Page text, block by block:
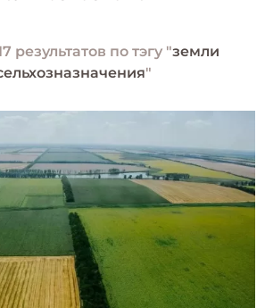
результатов по тэгу "земли
"